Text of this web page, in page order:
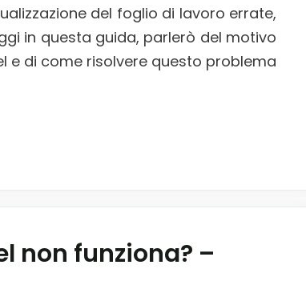
del foglio di lavoro errate,
in questa guida, parlerò del motivo
e di come risolvere questo problema
non funziona? –